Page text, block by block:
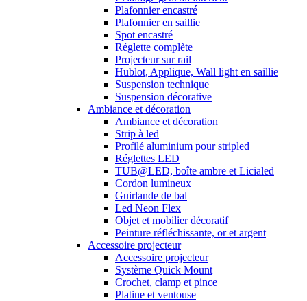
Plafonnier encastré
Plafonnier en saillie
Spot encastré
Réglette complète
Projecteur sur rail
Hublot, Applique, Wall light en saillie
Suspension technique
Suspension décorative
Ambiance et décoration
Ambiance et décoration
Strip à led
Profilé aluminium pour stripled
Réglettes LED
TUB@LED, boîte ambre et Licialed
Cordon lumineux
Guirlande de bal
Led Neon Flex
Objet et mobilier décoratif
Peinture réfléchissante, or et argent
Accessoire projecteur
Accessoire projecteur
Système Quick Mount
Crochet, clamp et pince
Platine et ventouse